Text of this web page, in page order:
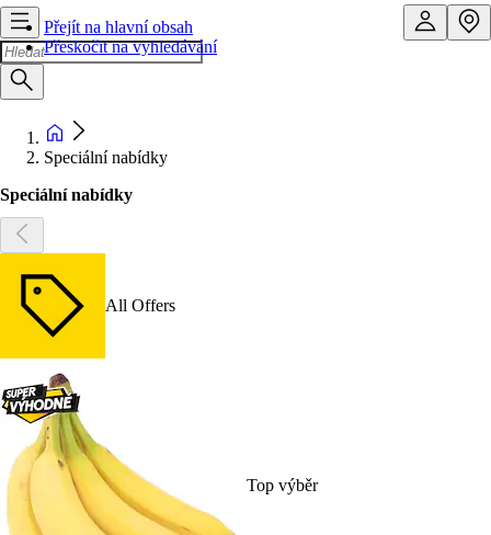
Přejít na hlavní obsah
Přeskočit na vyhledávání
Speciální nabídky
Speciální nabídky
All Offers
Top výběr